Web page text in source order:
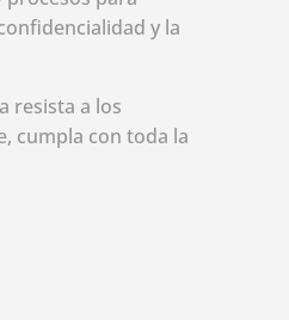
y la
resista a los
cumpla con toda la